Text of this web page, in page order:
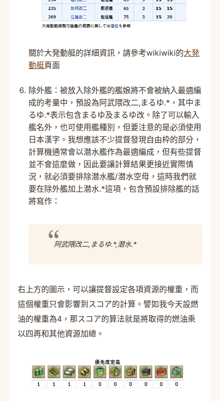
關於大発動艇的詳細資訊，請參考wikiwiki的大発
動艇頁面
除外艦：被放入除外艦的艦娘將不會被納入最適編
成的考量中，預設為阿武隈改二,まるゆ.*，其中ま
るゆ.*表示包含まるゆ及まるゆ改。除了可以輸入
艦名外，也可使用艦種別，但要注意的是必須使用
日本漢字。我想應該不少提督發現自由枠的部分，
計算機通常會以潜水艦作為最適編成，但有些提督
並不會這麼做，因此要讓計算結果更接近實際情
況，就必須要排除潜水艦/潜水空母，這時我們就
要在除外艦加上潜水.*這項，包含預設排除艦的話
將寫作：
阿武隈改二,まるゆ.*,潜水.*
右上方的圖示，可以讓提督設定各項資源的權重，而
這個權重只會影響到スコア的計算。譬如我今天設燃
油的權重為4，那スコア的算法就是將取得的燃油乘
以四再和其他資源加總。